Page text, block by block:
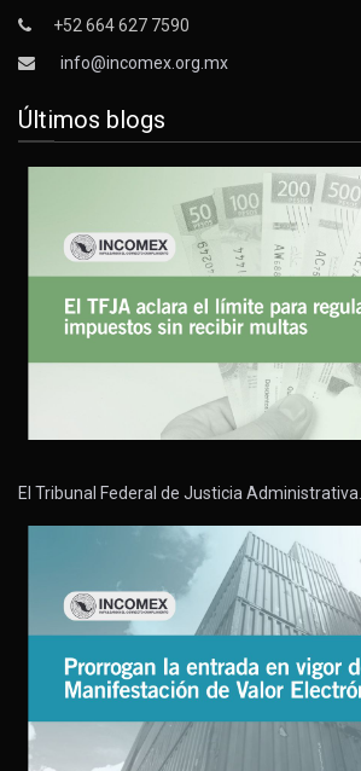
+52 664 627 7590
info@incomex.org.mx
Últimos blogs
El Tribunal Federal de Justicia Administrativa…